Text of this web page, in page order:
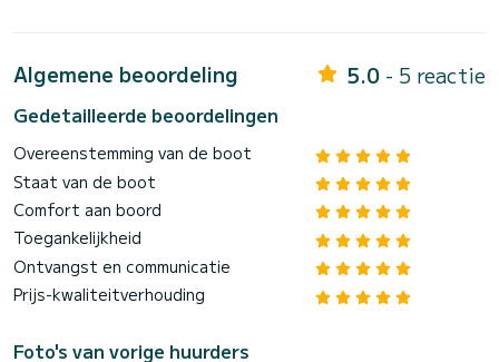
Algemene beoordeling 5.0 - 5 reactie
Gedetailleerde beoordelingen
Overeenstemming van de boot
Staat van de boot
Comfort aan boord
Toegankelijkheid
Ontvangst en communicatie
Prijs-kwaliteitverhouding
Foto's van vorige huurders